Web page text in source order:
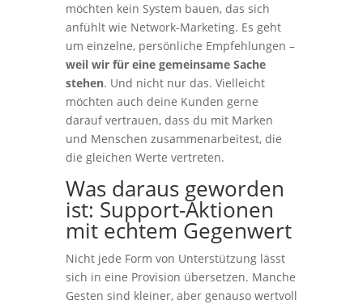
möchten kein System bauen, das sich
anfühlt wie Network-Marketing. Es geht
um einzelne, persönliche Empfehlungen –
weil wir für eine gemeinsame Sache
stehen. Und nicht nur das. Vielleicht
möchten auch deine Kunden gerne
darauf vertrauen, dass du mit Marken
und Menschen zusammenarbeitest, die
die gleichen Werte vertreten.
Was daraus geworden
ist: Support-Aktionen
mit echtem Gegenwert
Nicht jede Form von Unterstützung lässt
sich in eine Provision übersetzen. Manche
Gesten sind kleiner, aber genauso wertvoll